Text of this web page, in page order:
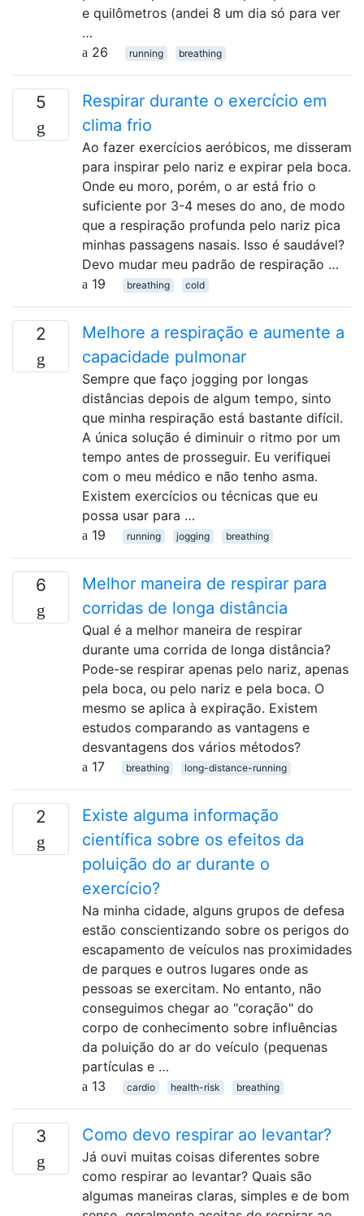
e quilômetros (andei 8 um dia só para ver
…
26
running breathing
5
Respirar durante o exercício em
clima frio
Ao fazer exercícios aeróbicos, me disseram
para inspirar pelo nariz e expirar pela boca.
Onde eu moro, porém, o ar está frio o
suficiente por 3-4 meses do ano, de modo
que a respiração profunda pelo nariz pica
minhas passagens nasais. Isso é saudável?
Devo mudar meu padrão de respiração …
19
breathing cold
2
Melhore a respiração e aumente a
capacidade pulmonar
Sempre que faço jogging por longas
distâncias depois de algum tempo, sinto
que minha respiração está bastante difícil.
A única solução é diminuir o ritmo por um
tempo antes de prosseguir. Eu verifiquei
com o meu médico e não tenho asma.
Existem exercícios ou técnicas que eu
possa usar para …
19
running jogging breathing
6
Melhor maneira de respirar para
corridas de longa distância
Qual é a melhor maneira de respirar
durante uma corrida de longa distância?
Pode-se respirar apenas pelo nariz, apenas
pela boca, ou pelo nariz e pela boca. O
mesmo se aplica à expiração. Existem
estudos comparando as vantagens e
desvantagens dos vários métodos?
17
breathing long-distance-running
2
Existe alguma informação
científica sobre os efeitos da
poluição do ar durante o
exercício?
Na minha cidade, alguns grupos de defesa
estão conscientizando sobre os perigos do
escapamento de veículos nas proximidades
de parques e outros lugares onde as
pessoas se exercitam. No entanto, não
conseguimos chegar ao "coração" do
corpo de conhecimento sobre influências
da poluição do ar do veículo (pequenas
partículas e …
13
cardio health-risk breathing
3 Como devo respirar ao levantar?
Já ouvi muitas coisas diferentes sobre
como respirar ao levantar? Quais são
algumas maneiras claras, simples e de bom